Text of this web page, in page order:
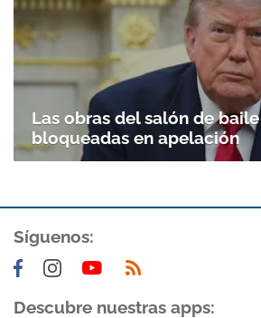
Las obras del salón de
bloqueadas en apelación
Síguenos:
Descubre nuestras apps: